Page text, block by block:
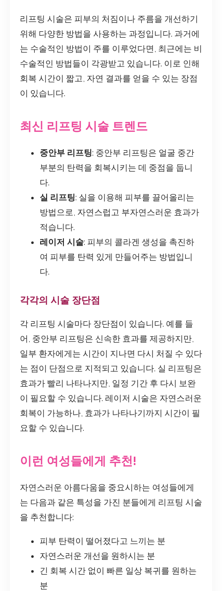
리프팅 시술은 피부의 처짐이나 주름을 개선하기
위해 다양한 방법을 사용하는 과정입니다. 과거에
는 수술적인 방법이 주를 이루었다면, 최근에는 비
수술적인 방법들이 각광받고 있습니다. 이로 인해
회복 시간이 짧고, 자연 결과를 얻을 수 있는 장점
이 있습니다.
최신 리프팅 시술 트렌드
중안부 리프팅: 중안부 리프팅은 얼굴 중간
부분의 탄력을 회복시키는 데 중점을 둡니
다.
실 리프팅: 실을 이용해 피부를 끌어올리는
방법으로, 자연스럽고 부자연스러운 효과가
적습니다.
레이저 시술: 피부의 콜라겐 생성을 촉진하
여 피부를 탄력 있게 만들어주는 방법입니
다.
각각의 시술 장단점
각 리프팅 시술마다 장단점이 있습니다. 예를 들
어, 중안부 리프팅은 신속한 효과를 제공하지만,
일부 환자에게는 시간이 지나면 다시 처질 수 있다
는 점이 단점으로 지적되고 있습니다. 실 리프팅은
효과가 빨리 나타나지만, 일정 기간 후 다시 보완
이 필요할 수 있습니다. 레이저 시술은 자연스러운
회복이 가능하나, 효과가 나타나기까지 시간이 필
요할 수 있습니다.
이런 여성들에게 추천!
자연스러운 아름다움을 중요시하는 여성들에게
는 다음과 같은 특성을 가진 분들에게 리프팅 시술
을 추천합니다:
피부 탄력이 떨어졌다고 느끼는 분
자연스러운 개선을 원하시는 분
긴 회복 시간 없이 빠른 일상 복귀를 원하는
분